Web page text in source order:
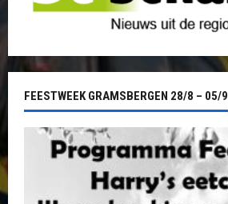
FEESTWEEK GRAMSBERGEN 28/8 – 05/9